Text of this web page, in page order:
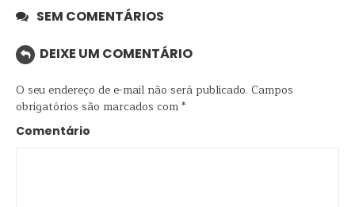
SEM COMENTÁRIOS
DEIXE UM COMENTÁRIO
O seu endereço de e-mail não será publicado. Campos
obrigatórios são marcados com*
Comentário